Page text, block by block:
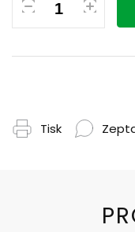
Tisk